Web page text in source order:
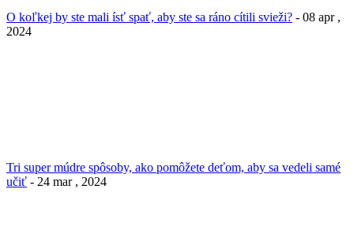
O koľkej by ste mali ísť spať, aby ste sa ráno cítili svieži? - 08 apr ,
2024
Tri super múdre spôsoby, ako pomôžete deťom, aby sa vedeli samé
učiť - 24 mar , 2024